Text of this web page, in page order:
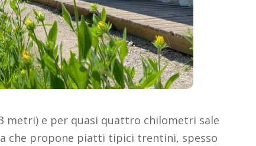
metri) e per quasi quattro chilometri sale
che propone piatti tipici trentini, spesso